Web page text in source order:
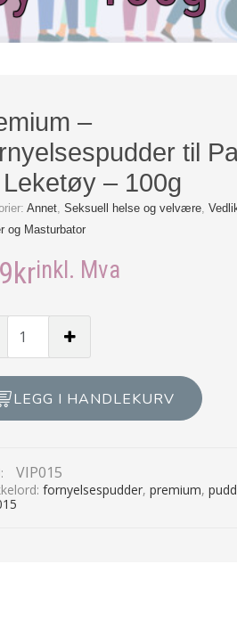
–
til
– 100g
Annet,Seksuell helse og velvære,
og Masturbator
krinkl. Mva
LEGG I HANDLEKURV
VIP015
fornyelsespudder,premium,